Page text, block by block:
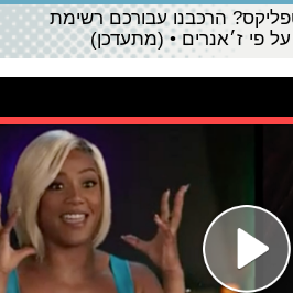
הרכבנו עבורכם רשימת
פי ז׳אנרים • (מתעדכן)